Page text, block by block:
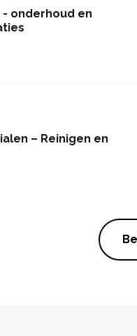
onderhoud en
– Reinigen en